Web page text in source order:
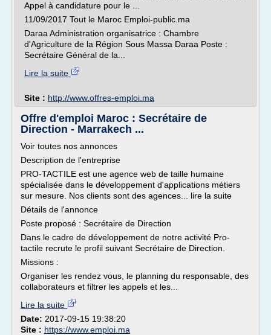
Appel à candidature pour le ...
11/09/2017 Tout le Maroc Emploi-public.ma
Daraa Administration organisatrice : Chambre
d'Agriculture de la Région Sous Massa Daraa Poste :
Secrétaire Général de la...
Lire la suite
Site : http://www.offres-emploi.ma
Offre d'emploi Maroc : Secrétaire de
Direction - Marrakech ...
Voir toutes nos annonces
Description de l'entreprise
PRO-TACTILE est une agence web de taille humaine
spécialisée dans le développement d'applications métiers
sur mesure. Nos clients sont des agences... lire la suite
Détails de l'annonce
Poste proposé : Secrétaire de Direction
Dans le cadre de développement de notre activité Pro-
tactile recrute le profil suivant Secrétaire de Direction.
Missions :
Organiser les rendez vous, le planning du responsable, des
collaborateurs et filtrer les appels et les...
Lire la suite
Date: 2017-09-15 19:38:20
Site : https://www.emploi.ma